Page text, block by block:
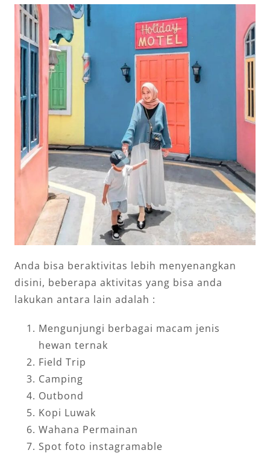
Anda bisa beraktivitas lebih menyenangkan
disini, beberapa aktivitas yang bisa anda
lakukan antara lain adalah :
Mengunjungi berbagai macam jenis
hewan ternak
Field Trip
Camping
Outbond
Kopi Luwak
Wahana Permainan
Spot foto instagramable